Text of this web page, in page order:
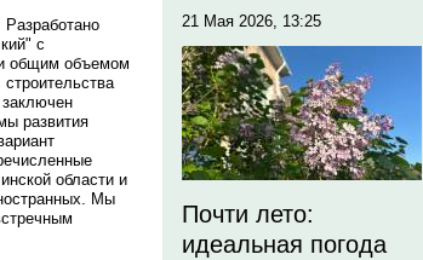
Разработано
с
общим объемом
развития
области и
Мы
21 Мая 2026, 13:25
Почти лето:
идеальная погода